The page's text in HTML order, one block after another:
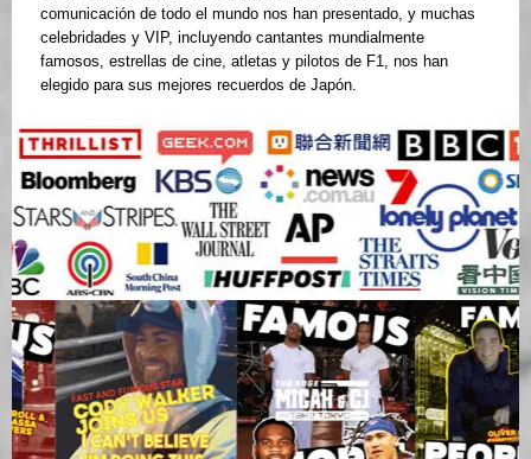
comunicación de todo el mundo nos han presentado, y muchas
celebridades y VIP, incluyendo cantantes mundialmente
famosos, estrellas de cine, atletas y pilotos de F1, nos han
elegido para sus mejores recuerdos de Japón.